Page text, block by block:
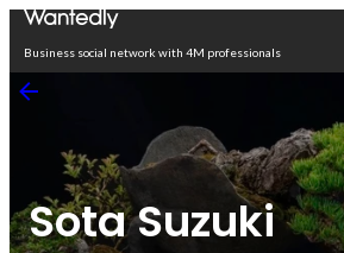
Business social network with 4M professionals
Sota Suzuki